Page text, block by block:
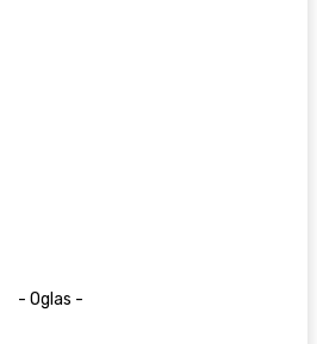
- Oglas -